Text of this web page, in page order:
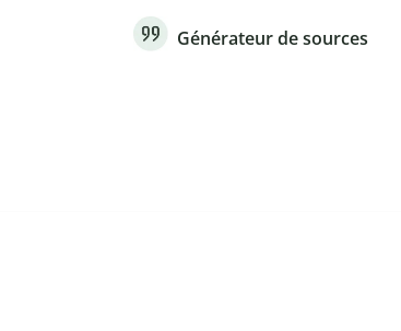
Générateur de sources